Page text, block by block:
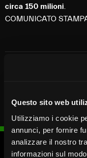
Questo sito web
Utilizziamo i cookie
annunci, per fornire
analizzare il nostro
informazioni sul
circa 150 milioni
COMUNICATO